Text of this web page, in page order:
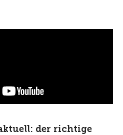
der richtige